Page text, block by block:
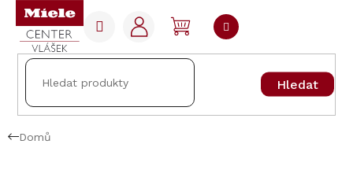
Přejít
obsah
Hledat
NÁKUPNÍ
KOŠÍK
Domů